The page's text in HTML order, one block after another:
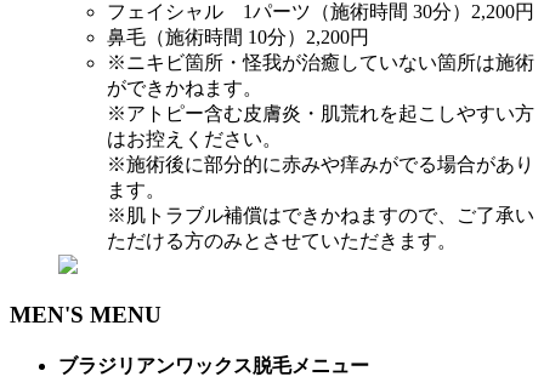
フェイシャル 1パーツ（施術時間 30分） 2,200円
鼻毛（施術時間 10分） 2,200円
※ニキビ箇所・怪我が治癒していない箇所は施術
ができかねます。
※アトピー含む皮膚炎・肌荒れを起こしやすい方
はお控えください。
※施術後に部分的に赤みや痒みがでる場合があり
ます。
※肌トラブル補償はできかねますので、ご了承い
ただける方のみとさせていただきます。
MEN'S MENU
ブラジリアンワックス脱毛メニュー